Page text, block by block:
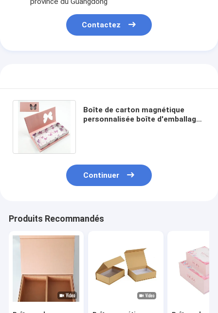
Contactez
Boîte de carton magnétique
personnalisée boîte d'emballage
Continuer
Produits Recommandés